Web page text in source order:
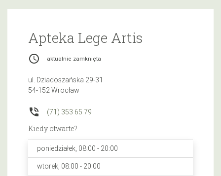
Apteka Lege Artis
access_time aktualnie zamknięta
ul. Dziadoszańska 29-31
54-152 Wrocław
phone_in_talk (71) 353 65 79
Kiedy otwarte?
poniedziałek, 08:00 - 20:00
wtorek, 08:00 - 20:00